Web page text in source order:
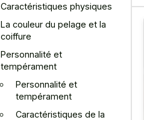
Caractéristiques physiques
La couleur du pelage et la
coiffure
Personnalité et
tempérament
Personnalité et
tempérament
Caractéristiques de la